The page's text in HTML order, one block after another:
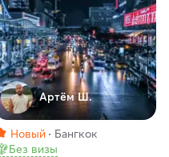
Артём Ш.
Новый
Бангкок
Без визы